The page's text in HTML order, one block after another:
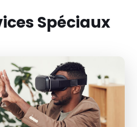
02
les vérifications sur votre futur
argent pour acheter et faire
à votre nom
Spéciaux